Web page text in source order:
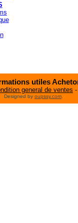
utiles
general de ventes
Designed by oupssy.com.